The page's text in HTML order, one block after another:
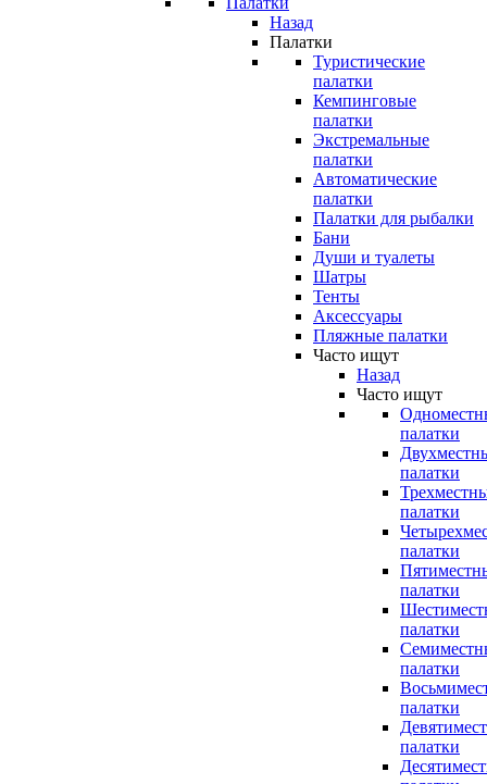
Назад
Палатки
Туристические
палатки
Кемпинговые
палатки
Экстремальные
палатки
Автоматические
палатки
Палатки для рыбалки
Бани
Души и туалеты
Шатры
Тенты
Аксессуары
Пляжные палатки
Часто ищут
Назад
Часто ищут
палатки
палатки
палатки
палатки
палатки
палатки
палатки
палатки
палатки